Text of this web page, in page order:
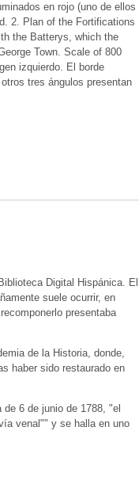
en rojo (uno de ellos
2. Plan of the Fortifications
the Batterys, which the
Town. Scale of 800
izquierdo. El borde
tres ángulos presentan
Digital Hispánica. El
suele ocurrir, en
presentaba
de la Historia, donde,
haber sido restaurado en
6 de junio de 1788, "el
venal"" y se halla en uno